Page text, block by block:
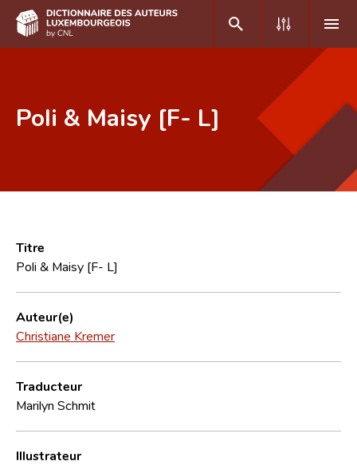
Foire aux questions
CNL
Équipe scientifique
Contact
Poli & Maisy [F- L]
Titre
Poli & Maisy [F- L]
Auteur(e)
Christiane Kremer
Traducteur
Marilyn Schmit
Illustrateur